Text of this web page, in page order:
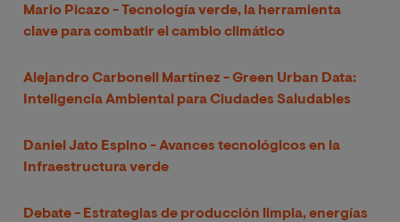
Mario Picazo - Tecnología verde, la herramienta
clave para combatir el cambio climático
Alejandro Carbonell Martínez - Green Urban Data:
Inteligencia Ambiental para Ciudades Saludables
Daniel Jato Espino - Avances tecnológicos en la
Infraestructura verde
Debate - Estrategias de producción limpia, energías